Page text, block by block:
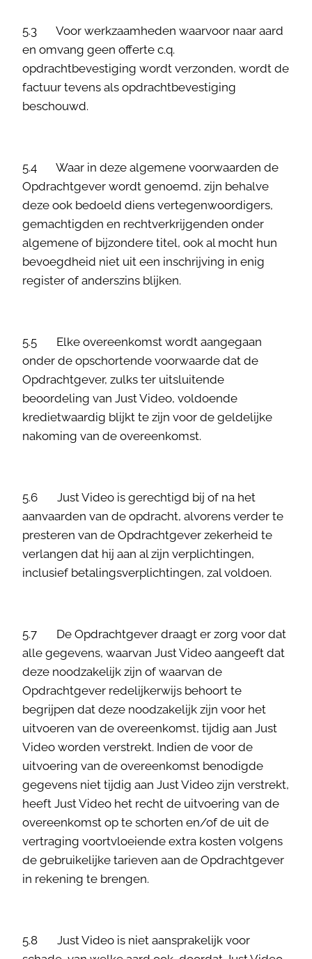
5.3 Voor werkzaamheden waarvoor naar aard
en omvang geen offerte c.q.
opdrachtbevestiging wordt verzonden, wordt de
factuur tevens als opdrachtbevestiging
beschouwd.
5.4 Waar in deze algemene voorwaarden de
Opdrachtgever wordt genoemd, zijn behalve
deze ook bedoeld diens vertegenwoordigers,
gemachtigden en rechtverkrijgenden onder
algemene of bijzondere titel, ook al mocht hun
bevoegdheid niet uit een inschrijving in enig
register of anderszins blijken.
5.5 Elke overeenkomst wordt aangegaan
onder de opschortende voorwaarde dat de
Opdrachtgever, zulks ter uitsluitende
beoordeling van Just Video, voldoende
kredietwaardig blijkt te zijn voor de geldelijke
nakoming van de overeenkomst.
5.6 Just Video is gerechtigd bij of na het
aanvaarden van de opdracht, alvorens verder te
presteren van de Opdrachtgever zekerheid te
verlangen dat hij aan al zijn verplichtingen,
inclusief betalingsverplichtingen, zal voldoen.
5.7 De Opdrachtgever draagt er zorg voor dat
alle gegevens, waarvan Just Video aangeeft dat
deze noodzakelijk zijn of waarvan de
Opdrachtgever redelijkerwijs behoort te
begrijpen dat deze noodzakelijk zijn voor het
uitvoeren van de overeenkomst, tijdig aan Just
Video worden verstrekt. Indien de voor de
uitvoering van de overeenkomst benodigde
gegevens niet tijdig aan Just Video zijn verstrekt,
heeft Just Video het recht de uitvoering van de
overeenkomst op te schorten en/of de uit de
vertraging voortvloeiende extra kosten volgens
de gebruikelijke tarieven aan de Opdrachtgever
in rekening te brengen.
5.8 Just Video is niet aansprakelijk voor